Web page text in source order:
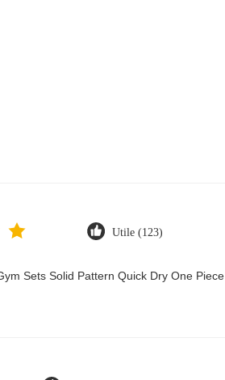
Utile (123)
Sets Solid Pattern Quick Dry One Piece